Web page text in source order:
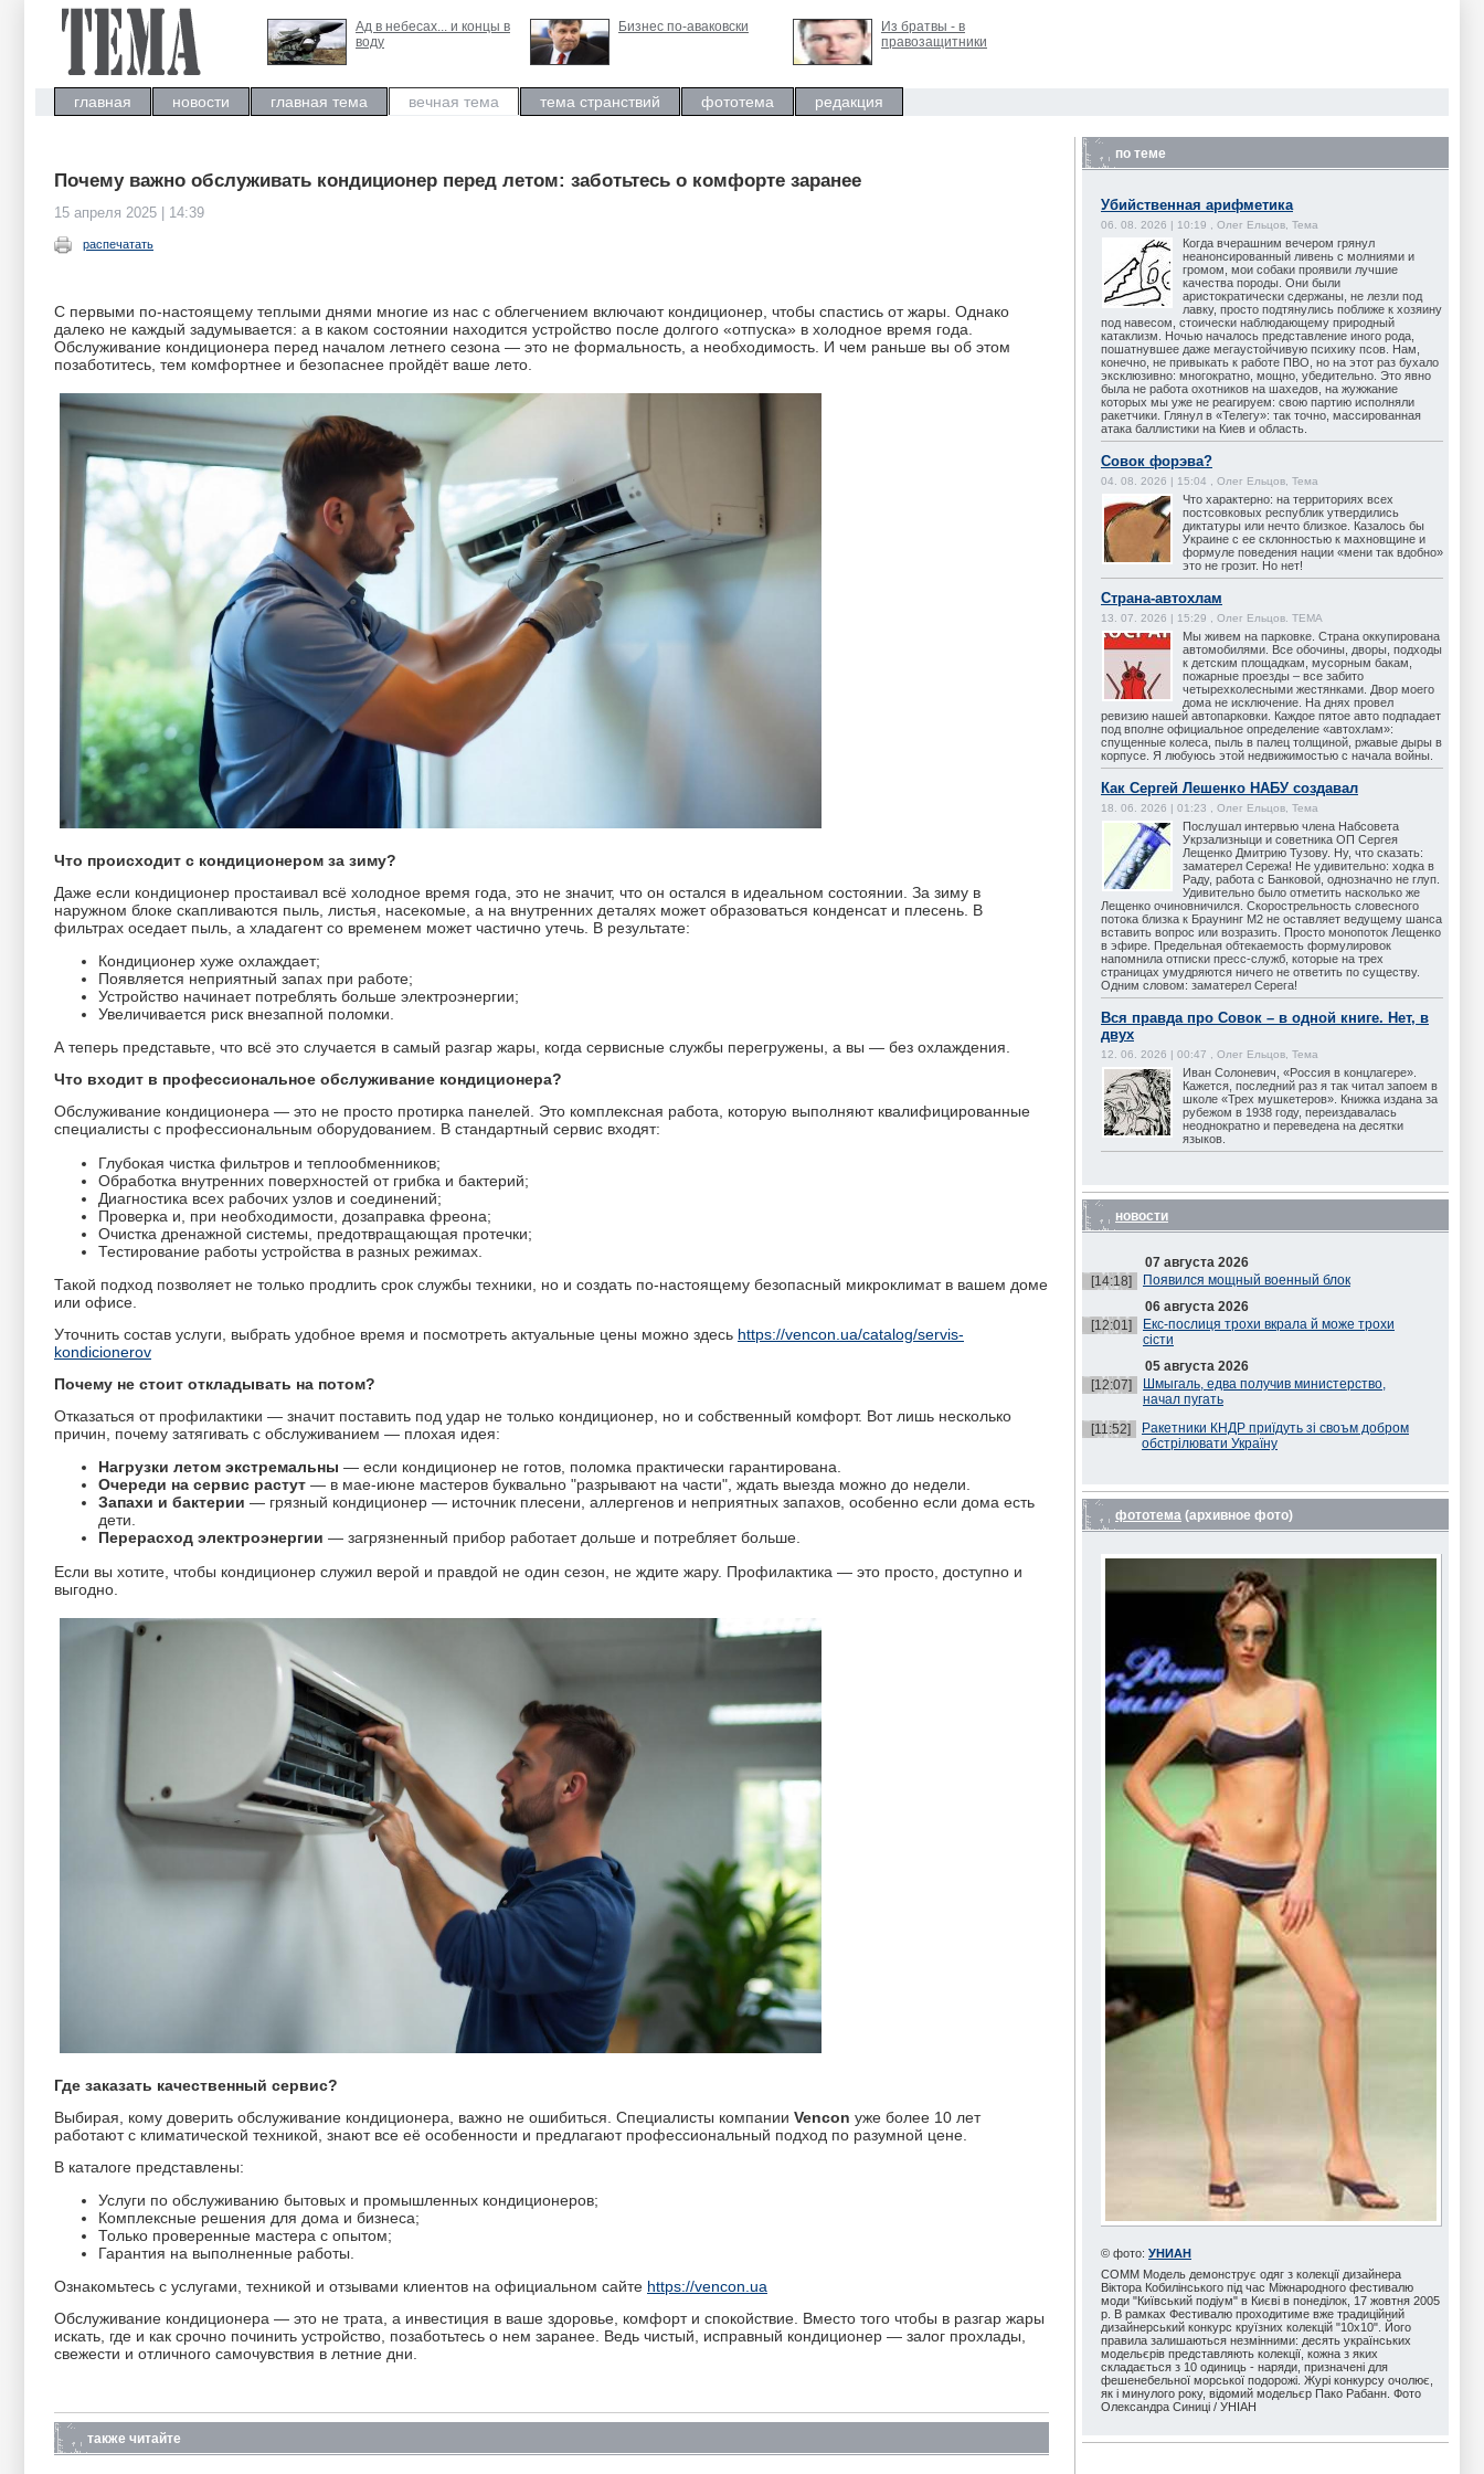
Ад в небесах... и концы в
воду
Бизнес по-аваковски
Из братвы - в
правозащитники
главная новости главная тема вечная тема тема странствий фототема редакция
Почему важно обслуживать кондиционер перед летом: заботьтесь о комфорте заранее
15 апреля 2025 | 14:39
распечатать
С первыми по-настоящему теплыми днями многие из нас с облегчением включают кондиционер, чтобы спастись от жары. Однако
далеко не каждый задумывается: а в каком состоянии находится устройство после долгого «отпуска» в холодное время года.
Обслуживание кондиционера перед началом летнего сезона — это не формальность, а необходимость. И чем раньше вы об этом
позаботитесь, тем комфортнее и безопаснее пройдёт ваше лето.
Что происходит с кондиционером за зиму?
Даже если кондиционер простаивал всё холодное время года, это не значит, что он остался в идеальном состоянии. За зиму в
наружном блоке скапливаются пыль, листья, насекомые, а на внутренних деталях может образоваться конденсат и плесень. В
фильтрах оседает пыль, а хладагент со временем может частично утечь. В результате:
Кондиционер хуже охлаждает;
Появляется неприятный запах при работе;
Устройство начинает потреблять больше электроэнергии;
Увеличивается риск внезапной поломки.
А теперь представьте, что всё это случается в самый разгар жары, когда сервисные службы перегружены, а вы — без охлаждения.
Что входит в профессиональное обслуживание кондиционера?
Обслуживание кондиционера — это не просто протирка панелей. Это комплексная работа, которую выполняют квалифицированные
специалисты с профессиональным оборудованием. В стандартный сервис входят:
Глубокая чистка фильтров и теплообменников;
Обработка внутренних поверхностей от грибка и бактерий;
Диагностика всех рабочих узлов и соединений;
Проверка и, при необходимости, дозаправка фреона;
Очистка дренажной системы, предотвращающая протечки;
Тестирование работы устройства в разных режимах.
Такой подход позволяет не только продлить срок службы техники, но и создать по-настоящему безопасный микроклимат в вашем доме
или офисе.
Уточнить состав услуги, выбрать удобное время и посмотреть актуальные цены можно здесь https://vencon.ua/catalog/servis-
kondicionerov
Почему не стоит откладывать на потом?
Отказаться от профилактики — значит поставить под удар не только кондиционер, но и собственный комфорт. Вот лишь несколько
причин, почему затягивать с обслуживанием — плохая идея:
Нагрузки летом экстремальны — если кондиционер не готов, поломка практически гарантирована.
Очереди на сервис растут — в мае-июне мастеров буквально "разрывают на части", ждать выезда можно до недели.
Запахи и бактерии — грязный кондиционер — источник плесени, аллергенов и неприятных запахов, особенно если дома есть
дети.
Перерасход электроэнергии — загрязненный прибор работает дольше и потребляет больше.
Если вы хотите, чтобы кондиционер служил верой и правдой не один сезон, не ждите жару. Профилактика — это просто, доступно и
выгодно.
Где заказать качественный сервис?
Выбирая, кому доверить обслуживание кондиционера, важно не ошибиться. Специалисты компании Vencon уже более 10 лет
работают с климатической техникой, знают все её особенности и предлагают профессиональный подход по разумной цене.
В каталоге представлены:
Услуги по обслуживанию бытовых и промышленных кондиционеров;
Комплексные решения для дома и бизнеса;
Только проверенные мастера с опытом;
Гарантия на выполненные работы.
Ознакомьтесь с услугами, техникой и отзывами клиентов на официальном сайте https://vencon.ua
Обслуживание кондиционера — это не трата, а инвестиция в ваше здоровье, комфорт и спокойствие. Вместо того чтобы в разгар жары
искать, где и как срочно починить устройство, позаботьтесь о нем заранее. Ведь чистый, исправный кондиционер — залог прохлады,
свежести и отличного самочувствия в летние дни.
также читайте
по теме
Убийственная арифметика
06. 08. 2026 | 10:19 , Олег Ельцов, Тема
Когда вчерашним вечером грянул
неанонсированный ливень с молниями и
громом, мои собаки проявили лучшие
качества породы. Они были
аристократически сдержаны, не лезли под
лавку, просто подтянулись поближе к хозяину
под навесом, стоически наблюдающему природный
катаклизм. Ночью началось представление иного рода,
пошатнувшее даже мегаустойчивую психику псов. Нам,
конечно, не привыкать к работе ПВО, но на этот раз бухало
эксклюзивно: многократно, мощно, убедительно. Это явно
была не работа охотников на шахедов, на жужжание
которых мы уже не реагируем: свою партию исполняли
ракетчики. Глянул в «Телегу»: так точно, массированная
атака баллистики на Киев и область.
Совок форэва?
04. 08. 2026 | 15:04 , Олег Ельцов, Тема
Что характерно: на территориях всех
постсовковых республик утвердились
диктатуры или нечто близкое. Казалось бы
Украине с ее склонностью к махновщине и
формуле поведения нации «мени так вдобно»
это не грозит. Но нет!
Страна-автохлам
13. 07. 2026 | 15:29 , Олег Ельцов. ТЕМА
Мы живем на парковке. Страна оккупирована
автомобилями. Все обочины, дворы, подходы
к детским площадкам, мусорным бакам,
пожарные проезды – все забито
четырехколесными жестянками. Двор моего
дома не исключение. На днях провел
ревизию нашей автопарковки. Каждое пятое авто подпадает
под вполне официальное определение «автохлам»:
спущенные колеса, пыль в палец толщиной, ржавые дыры в
корпусе. Я любуюсь этой недвижимостью с начала войны.
Как Сергей Лешенко НАБУ создавал
18. 06. 2026 | 01:23 , Олег Ельцов, Тема
Послушал интервью члена Набсовета
Укрзализныци и советника ОП Сергея
Лещенко Дмитрию Тузову. Ну, что сказать:
заматерел Сережа! Не удивительно: ходка в
Раду, работа с Банковой, однозначно не глуп.
Удивительно было отметить насколько же
Лещенко очиновничился. Скорострельность словесного
потока близка к Браунинг М2 не оставляет ведущему шанса
вставить вопрос или возразить. Просто монопоток Лещенко
в эфире. Предельная обтекаемость формулировок
напомнила отписки пресс-служб, которые на трех
страницах умудряются ничего не ответить по существу.
Одним словом: заматерел Серега!
Вся правда про Совок – в одной книге. Нет, в
двух
12. 06. 2026 | 00:47 , Олег Ельцов, Тема
Иван Солоневич, «Россия в концлагере».
Кажется, последний раз я так читал запоем в
школе «Трех мушкетеров». Книжка издана за
рубежом в 1938 году, переиздавалась
неоднократно и переведена на десятки
языков.
новости
07 августа 2026
[14:18]
Появился мощный военный блок
06 августа 2026
[12:01]
Екс-послиця трохи вкрала й може трохи
сісти
05 августа 2026
[12:07]
Шмыгаль, едва получив министерство,
начал пугать
[11:52]
Ракетники КНДР приїдуть зі своъм добром
обстрілювати Україну
фототема (архивное фото)
© фото: УНИАН
COMM Модель демонструє одяг з колекції дизайнера
Віктора Кобилінського під час Міжнародного фестивалю
моди "Київський подіум" в Києві в понеділок, 17 жовтня 2005
р. В рамках Фестивалю проходитиме вже традиційний
дизайнерський конкурс круїзних колекцій "10х10". Його
правила залишаються незмінними: десять українських
модельєрів представляють колекції, кожна з яких
складається з 10 одиниць - наряди, призначені для
фешенебельної морської подорожі. Журі конкурсу очолює,
як і минулого року, відомий модельєр Пако Рабанн. Фото
Олександра Синиці / УНІАН